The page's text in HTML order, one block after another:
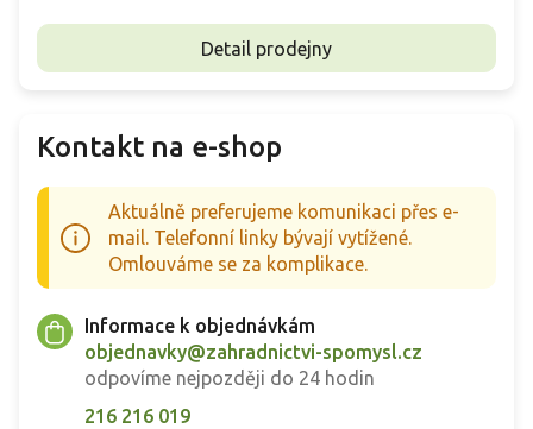
Detail prodejny
Kontakt na e-shop
Aktuálně preferujeme komunikaci přes e-
mail. Telefonní linky bývají vytížené.
Omlouváme se za komplikace.
Informace k objednávkám
objednavky@zahradnictvi-spomysl.cz
odpovíme nejpozději do 24 hodin
216 216 019